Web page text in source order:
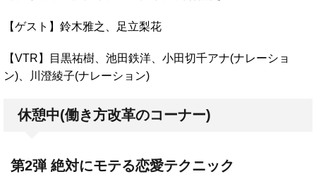
【ゲスト】鈴木雅之、足立梨花
【VTR】目黒祐樹、池田鉄洋、小田切千アナ(ナレーショ
ン)、川澄綾子(ナレーション)
休憩中(働き方改革のコーナー)
第2弾 絶対にモテる恋愛テクニック